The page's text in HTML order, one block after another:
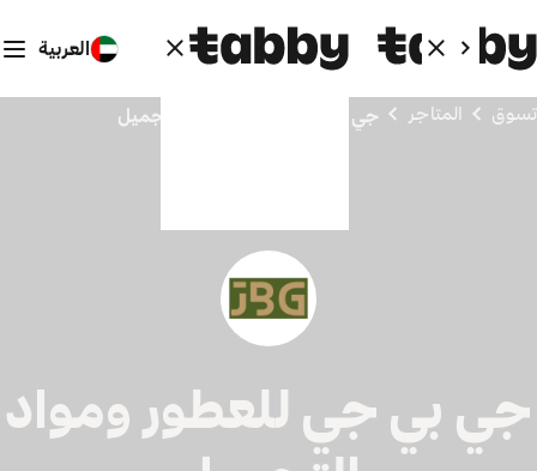
العربية
تسوق المتاجر جي بي جي للعطور ومواد التجميل
جي بي جي للعطور ومواد